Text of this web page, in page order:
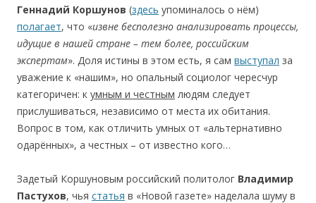
Геннадий Коршунов (здесь упоминалось о нём)
полагает, что «извне бесполезно анализировать процессы,
идущие в нашей стране – тем более, российским
экспертам». Доля истины в этом есть, я сам выступал за
уважение к «нашим», но опальный социолог чересчур
категоричен: к умным и честным людям следует
прислушиваться, независимо от места их обитания.
Вопрос в том, как отличить умных от «альтернативно
одарённых», а честных – от известно кого…
Задетый Коршуновым российский политолог Владимир
Пастухов, чья статья в «Новой газете» наделала шуму в